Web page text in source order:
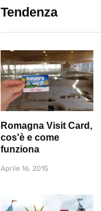
Tendenza
Romagna Visit Card,
cos'è e come
funziona
Aprile 16, 2015